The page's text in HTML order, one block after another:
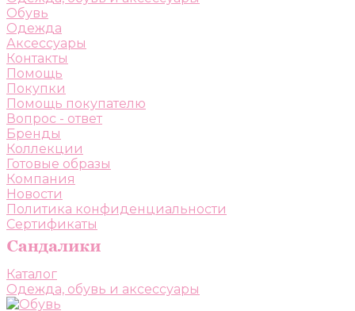
Обувь
Одежда
Аксессуары
Контакты
Помощь
Покупки
Помощь покупателю
Вопрос - ответ
Бренды
Коллекции
Готовые образы
Компания
Новости
Политика конфиденциальности
Сертификаты
Каталог
Одежда, обувь и аксессуары